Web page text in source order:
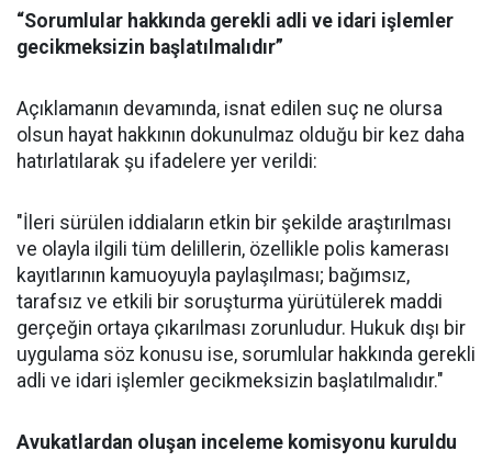
“Sorumlular hakkında gerekli adli ve idari işlemler
gecikmeksizin başlatılmalıdır”
Açıklamanın devamında, isnat edilen suç ne olursa
olsun hayat hakkının dokunulmaz olduğu bir kez daha
hatırlatılarak şu ifadelere yer verildi:
"İleri sürülen iddiaların etkin bir şekilde araştırılması
ve olayla ilgili tüm delillerin, özellikle polis kamerası
kayıtlarının kamuoyuyla paylaşılması; bağımsız,
tarafsız ve etkili bir soruşturma yürütülerek maddi
gerçeğin ortaya çıkarılması zorunludur. Hukuk dışı bir
uygulama söz konusu ise, sorumlular hakkında gerekli
adli ve idari işlemler gecikmeksizin başlatılmalıdır."
Avukatlardan oluşan inceleme komisyonu kuruldu